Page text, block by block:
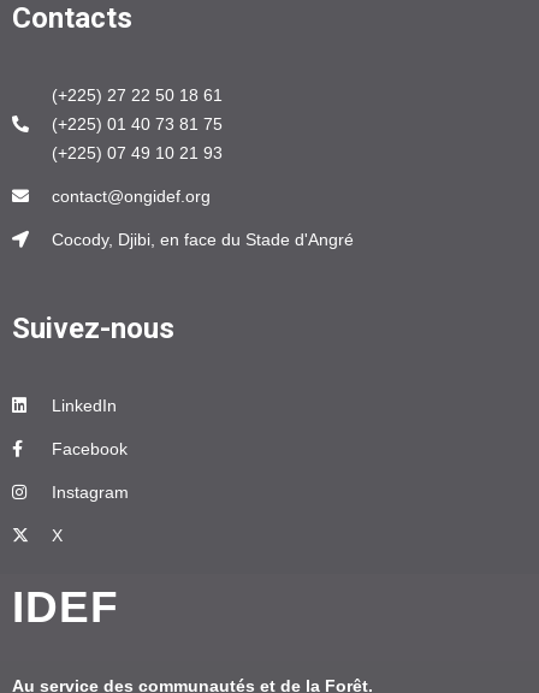
Contacts
(+225) 27 22 50 18 61
(+225) 01 40 73 81 75
(+225) 07 49 10 21 93
contact@ongidef.org
Cocody, Djibi, en face du Stade d'Angré
Suivez-nous
LinkedIn
Facebook
Instagram
X
IDEF
Au service des communautés et de la Forêt.